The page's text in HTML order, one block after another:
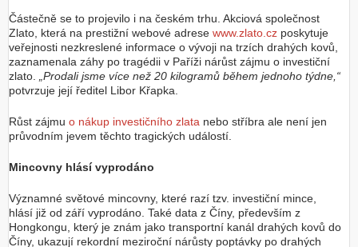
Částečně se to projevilo i na českém trhu. Akciová společnost
Zlato, která na prestižní webové adrese www.zlato.cz poskytuje
veřejnosti nezkreslené informace o vývoji na trzích drahých kovů,
zaznamenala záhy po tragédii v Paříži nárůst zájmu o investiční
zlato.
„Prodali jsme více než 20 kilogramů během jednoho týdne,“
potvrzuje její ředitel Libor Křapka.
Růst zájmu o nákup investičního zlata nebo stříbra ale není jen
průvodním jevem těchto tragických událostí.
Mincovny hlásí vyprodáno
Významné světové mincovny, které razí tzv. investiční mince,
hlásí již od září vyprodáno. Také data z Číny, především z
Hongkongu, který je znám jako transportní kanál drahých kovů do
Číny, ukazují rekordní meziroční nárůsty poptávky po drahých